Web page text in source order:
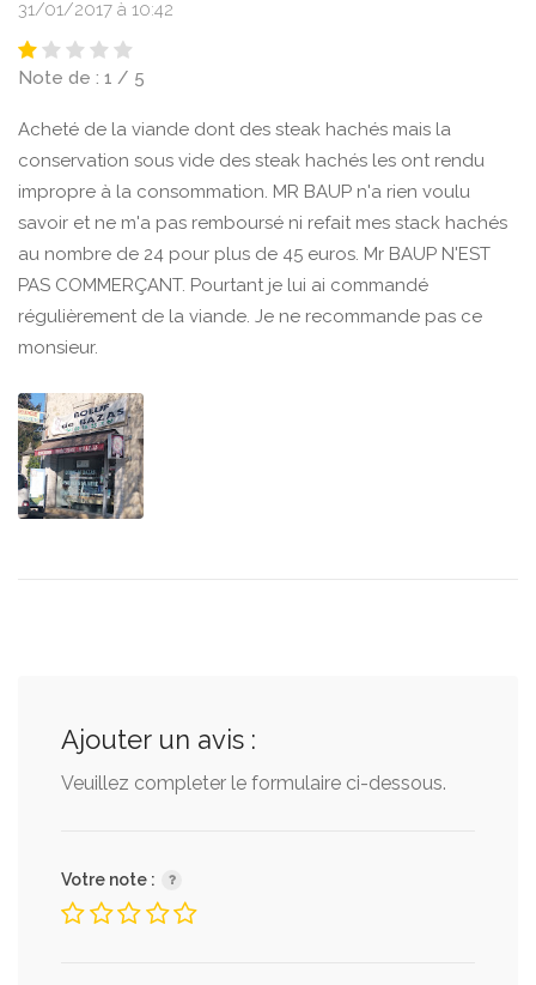
31/01/2017 à 10:42
Note de : 1 / 5
Acheté de la viande dont des steak hachés mais la
conservation sous vide des steak hachés les ont rendu
impropre à la consommation. MR BAUP n'a rien voulu
savoir et ne m'a pas remboursé ni refait mes stack hachés
au nombre de 24 pour plus de 45 euros. Mr BAUP N'EST
PAS COMMERÇANT. Pourtant je lui ai commandé
régulièrement de la viande. Je ne recommande pas ce
monsieur.
Ajouter un avis :
Veuillez completer le formulaire ci-dessous.
Votre note :